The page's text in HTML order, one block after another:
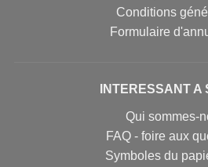
Conditions
Formulaire
INTERESSANT A
Qui sommes-
FAQ - foire aux
Symboles du